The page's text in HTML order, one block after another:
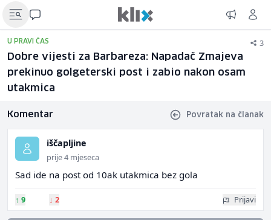
U PRAVI ČAS 3
Dobre vijesti za Barbareza: Napadač Zmajeva
prekinuo golgeterski post i zabio nakon osam
utakmica
Komentar Povratak na članak
iščapljine
prije 4 mjeseca
Sad ide na post od 10ak utakmica bez gola
↑ 9 ↓ 2 Prijavi